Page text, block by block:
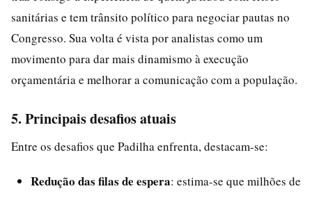
sanitárias e tem trânsito político para negociar pautas no
Congresso. Sua volta é vista por analistas como um
movimento para dar mais dinamismo à execução
orçamentária e melhorar a comunicação com a população.
5. Principais desafios atuais
Entre os desafios que Padilha enfrenta, destacam-se:
Redução das filas de espera: estima-se que milhões de